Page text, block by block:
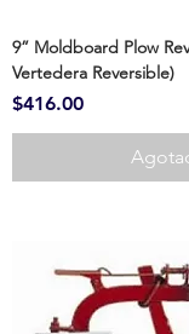
9” Moldboard Plow
Vertedera Reversible)
Precio
$416.00